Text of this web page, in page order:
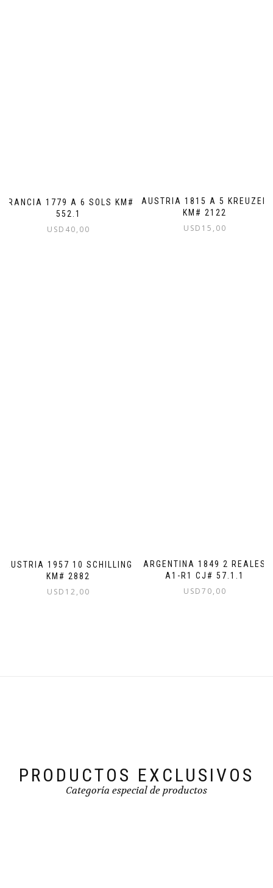
FRANCIA 1779 A 6 SOLS KM#
552.1
USD 40,00
AUSTRIA 1815 A 5 KREUZER
KM# 2122
USD 15,00
AUSTRIA 1957 10 SCHILLING
KM# 2882
USD 12,00
ARGENTINA 1849 2 REALES
A1-R1 CJ# 57.1.1
USD70,00
PRODUCTOS EXCLUSIVOS
Categoría especial de productos